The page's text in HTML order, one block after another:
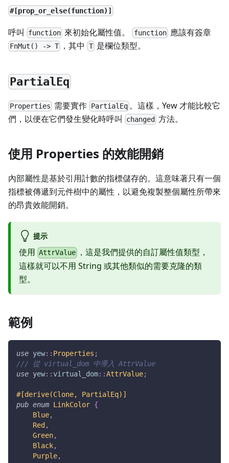
#[prop_or_else(function)]
呼叫 function 來初始化屬性值。 function應該有簽章
FnMut() -> T ，其中 T是欄位類型。
PartialEq
Properties 需要實作 PartialEq。這樣，Yew 才能比較它
們，以便在它們發生變化時呼叫
changed 方法。
使用 Properties 的效能開銷
內部屬性是基於引用計數的指標儲存的。這意味著只有一個
指標被傳遞到元件樹中的屬性，以避免複製整個屬性所帶來
的昂貴效能開銷。
提示
使用 AttrValue
，這是我們提供的自訂屬性值類型，
這樣就可以不用 String 或其他類似的需要克隆的類
型。
範例
use yew:: Properties ;
/// 從 virtual_dom 中導入 AttrValue
use yew:: virtual_dom::AttrValue;
#[derive(Clone, PartialEq)]
pub enum LinkColor {
Blue,
Red,
Green,
Black,
Purple,